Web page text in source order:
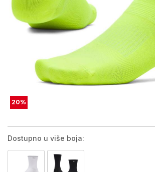
20%
Dostupno u više boja: